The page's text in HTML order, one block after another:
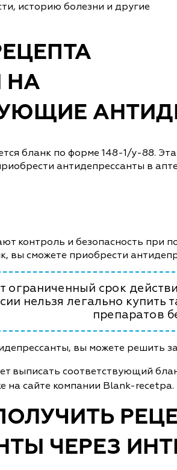
историю болезни и другие
НА
бланк по форме 148-1/у-88.
антидепрессанты в
контроль и безопасность при
вы сможете приобрести
срок
нельзя легально
препаратов
вы можете решить
выписать соответствующий
на сайте компании Blank-recetpa.
ЧЕРЕЗ